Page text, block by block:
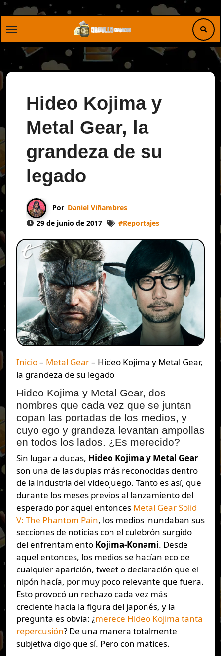
Saltar
Hideo Kojima y
Metal Gear, la
grandeza de su
legado
Por Daniel Viñambres
29 de junio de 2017
#Reportajes
Inicio– Metal Gear– Hideo Kojima y Metal Gear,
la grandeza de su legado
Hideo Kojima y Metal Gear, dos
nombres que cada vez que se juntan
copan las portadas de los medios, y
cuyo ego y grandeza levantan ampollas
en todos los lados. ¿Es merecido?
Sin lugar a dudas, Hideo Kojima y Metal Gear
son una de las duplas más reconocidas dentro
de la industria del videojuego. Tanto es así, que
durante los meses previos al lanzamiento del
esperado por aquel entonces Metal Gear Solid
V: The Phantom Pain, los medios inundaban sus
secciones de noticias con el culebrón surgido
del enfrentamiento Kojima-Konami. Desde
aquel entonces, los medios se hacían eco de
cualquier aparición, tweet o declaración que el
nipón hacía, por muy poco relevante que fuera.
Esto provocó un rechazo cada vez más
creciente hacia la figura del japonés, y la
pregunta es obvia: ¿merece Hideo Kojima tanta
repercusión? De una manera totalmente
subjetiva digo que sí. Pero con matices.